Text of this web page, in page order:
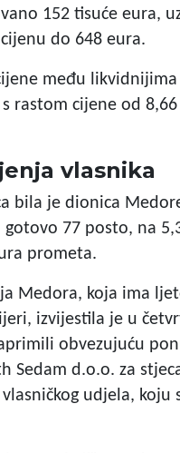
152 tisuće eura,
do 648 eura.
među
rastom cijene od
vlasnika
bila je dionica
gotovo 77 posto, na
prometa.
Medora, koja ima
izvijestila je u
obvezujuću
Sedam d.o.o. za
udjela, koju